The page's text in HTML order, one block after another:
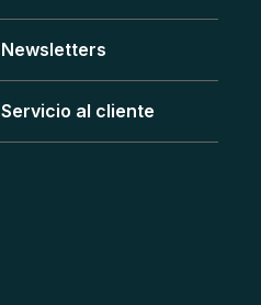
Newsletters
Servicio al cliente